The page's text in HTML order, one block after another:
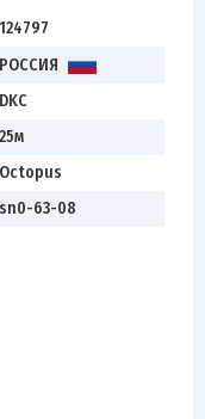
124797
РОССИЯ
DKC
25м
Octopus
sn0-63-08